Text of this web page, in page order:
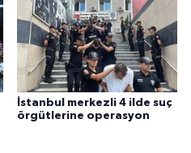
İstanbul merkezli 4 ilde suç
örgütlerine operasyon